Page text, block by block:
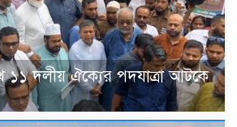
১১ দলীয় ঐক্যের পদযাত্রা আটকে